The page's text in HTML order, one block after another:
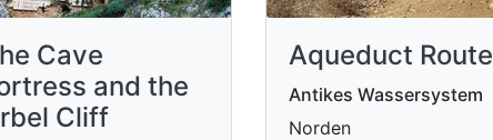
Cave
and the
Cliff
Aqueduct Route
Antikes Wassersystem
Norden